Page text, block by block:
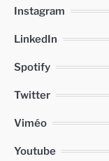
Instagram
LinkedIn
Spotify
Twitter
Viméo
Youtube